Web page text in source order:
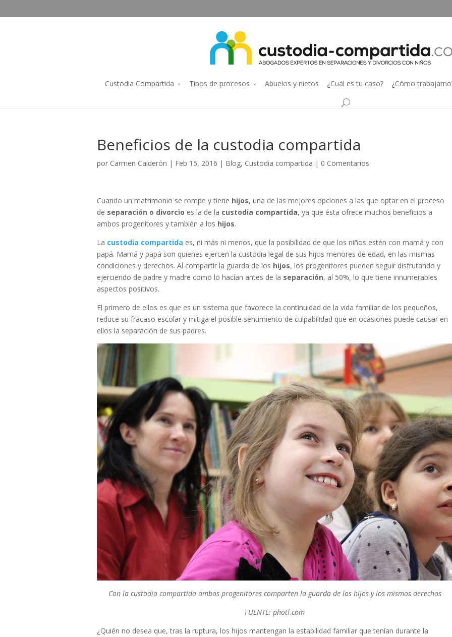
Custodia Compartida Tipos de procesos Abuelos y nietos ¿Cuál es tu caso? ¿Cómo
Beneficios de la custodia compartida
por Carmen Calderón | Feb 15, 2016 | Blog, Custodia compartida | 0 Comentarios
Cuando un matrimonio se rompe y tiene hijos, una de las mejores opciones a las que optar en el proceso
de separación o divorcio es la de la custodia compartida, ya que ésta ofrece muchos beneficios a
ambos progenitores y también a los hijos.
La custodia compartida es, ni más ni menos, que la posibilidad de que los niños estén con mamá y con
papá. Mamá y papá son quienes ejercen la custodia legal de sus hijos menores de edad, en las mismas
condiciones y derechos. Al compartir la guarda de los hijos, los progenitores pueden seguir disfrutando y
ejerciendo de padre y madre como lo hacían antes de la separación, al 50%, lo que tiene innumerables
aspectos positivos.
El primero de ellos es que es un sistema que favorece la continuidad de la vida familiar de los pequeños,
reduce su fracaso escolar y mitiga el posible sentimiento de culpabilidad que en ocasiones puede causar en
ellos la separación de sus padres.
Con la custodia compartida ambos progenitores comparten la guarda de los hijos y los mismos derechos
FUENTE: photl.com
¿Quién no desea que, tras la ruptura, los hijos mantengan la estabilidad familiar que tenían durante la